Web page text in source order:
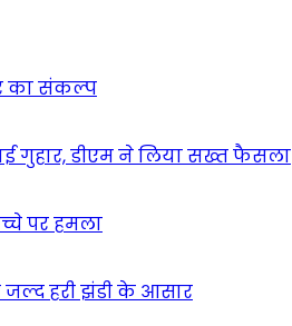
का संकल्प
गुहार, डीएम ने लिया सख्त फैसला
पर हमला
हरी झंडी के आसार